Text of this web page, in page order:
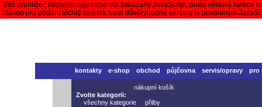
Váš prohlížeč nepodporuje nebo má zakázaný JavaScript, proto některé funkce
Návod pro přidání těchto stránek mezi důvěryhodné servery (s povoleným
kontakty e-shop obchod půjčovna servis/opravy pro
nákupní košík
Zvolte kategorii:
všechny kategorie
přilby